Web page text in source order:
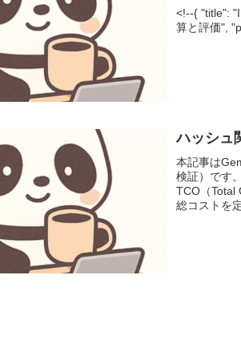
<!--{ "title":
算と評価",
ハッシュ
本記事は
検証）です
TCO（Total
総コストを